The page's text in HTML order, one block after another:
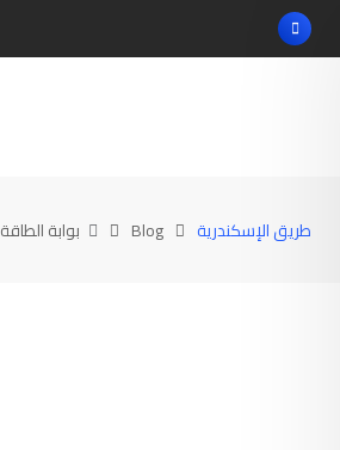
Skip
to
طريق الإسكندرية Blog بوابة الطاقة